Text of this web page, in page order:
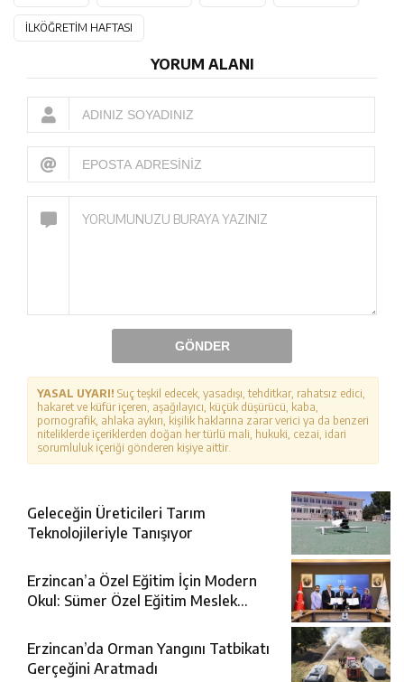
İLKÖĞRETİM HAFTASI
YORUM ALANI
GÖNDER
YASAL UYARI! Suç teşkil edecek, yasadışı, tehditkar, rahatsız edici,
hakaret ve küfür içeren, aşağılayıcı, küçük düşürücü, kaba,
pornografik, ahlaka aykırı, kişilik haklarına zarar verici ya da benzeri
niteliklerde içeriklerden doğan her türlü mali, hukuki, cezai, idari
sorumluluk içeriği gönderen kişiye aittir.
Geleceğin Üreticileri Tarım
Teknolojileriyle Tanışıyor
Erzincan’a Özel Eğitim İçin Modern
Okul: Sümer Özel Eğitim Meslek
Erzincan’da Orman Yangını Tatbikatı
Gerçeğini Aratmadı